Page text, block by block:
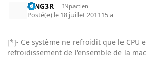
RING3R INpactien
Posté(e) le 18 juillet 201115 a
[*]- Ce système ne refroidit que le CPU
refroidissement de l'ensemble de la